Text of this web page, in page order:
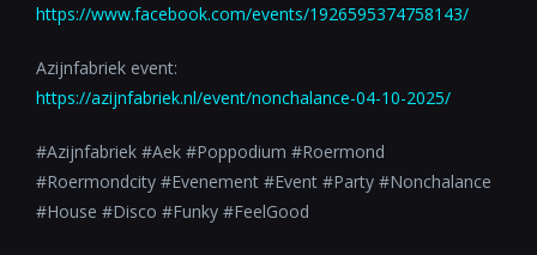
https://www.facebook.com/events/1926595374758143/
Azijnfabriek event:
https://azijnfabriek.nl/event/nonchalance-04-10-2025/
#Azijnfabriek #Aek #Poppodium #Roermond
#Roermondcity #Evenement #Event #Party #Nonchalance
#House #Disco #Funky #FeelGood